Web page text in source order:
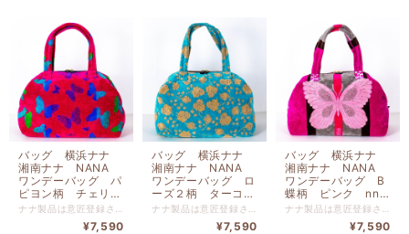
バッグ 横浜ナナ
湘南ナナ NANA
ワンデーバッグ パ
ピヨン柄 チェリー
ピンク多色 nn-
¥7,590
バッグ 横浜ナナ
湘南ナナ NANA
ワンデーバッグ ロ
ーズ２柄 ターコイ
ズブルーベージュ
nn-OD2-C
¥7,590
バッグ 横浜ナナ
湘南ナナ NANA
ワンデーバッグ B
蝶柄 ピンク nn-
OD1-D
¥7,590